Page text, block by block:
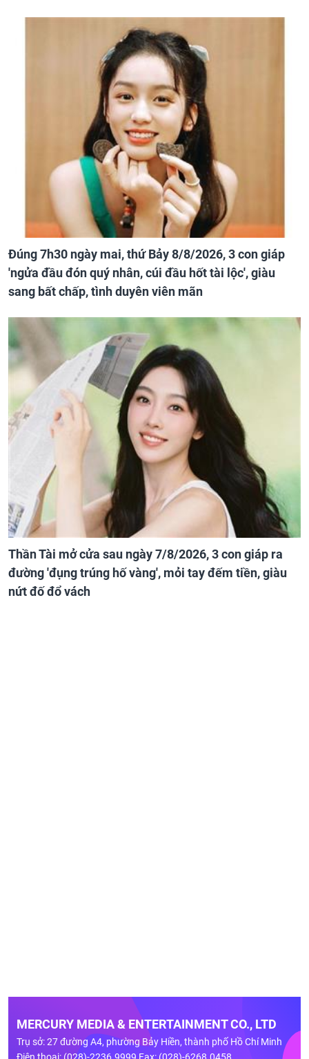
Đúng 7h30 ngày mai, thứ Bảy 8/8/2026, 3 con giáp
'ngửa đầu đón quý nhân, cúi đầu hốt tài lộc', giàu
sang bất chấp, tình duyên viên mãn
Thần Tài mở cửa sau ngày 7/8/2026, 3 con giáp ra
đường 'đụng trúng hố vàng', mỏi tay đếm tiền, giàu
nứt đố đổ vách
MERCURY MEDIA & ENTERTAINMENT CO., LTD
Trụ sở: 27 đường A4, phường Bảy Hiền, thành phố Hồ Chí Minh